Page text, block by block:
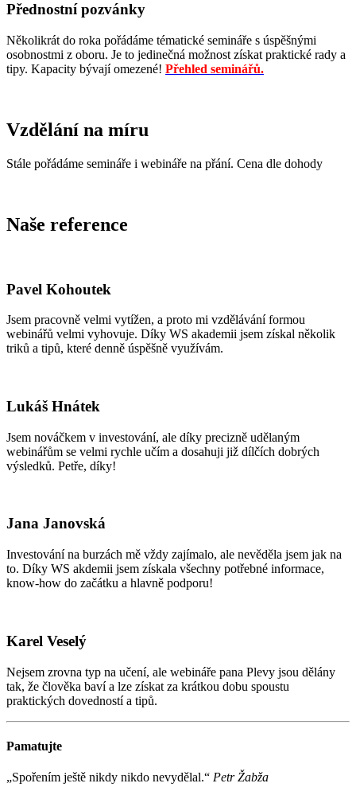
Přednostní pozvánky
Několikrát do roka pořádáme tématické semináře s úspěšnými
osobnostmi z oboru. Je to jedinečná možnost získat praktické rady a
tipy. Kapacity bývají omezené! Přehled seminářů.
Vzdělání na míru
Stále pořádáme semináře i webináře na přání. Cena dle dohody
Naše reference
Pavel Kohoutek
Jsem pracovně velmi vytížen, a proto mi vzdělávání formou
webinářů velmi vyhovuje. Díky WS akademii jsem získal několik
triků a tipů, které denně úspěšně využívám.
Lukáš Hnátek
Jsem nováčkem v investování, ale díky precizně udělaným
webinářům se velmi rychle učím a dosahuji již dílčích dobrých
výsledků. Petře, díky!
Jana Janovská
Investování na burzách mě vždy zajímalo, ale nevěděla jsem jak na
to. Díky WS akdemii jsem získala všechny potřebné informace,
know-how do začátku a hlavně podporu!
Karel Veselý
Nejsem zrovna typ na učení, ale webináře pana Plevy jsou dělány
tak, že člověka baví a lze získat za krátkou dobu spoustu
praktických dovedností a tipů.
Pamatujte
„Spořením ještě nikdy nikdo nevydělal.“ Petr Žabža